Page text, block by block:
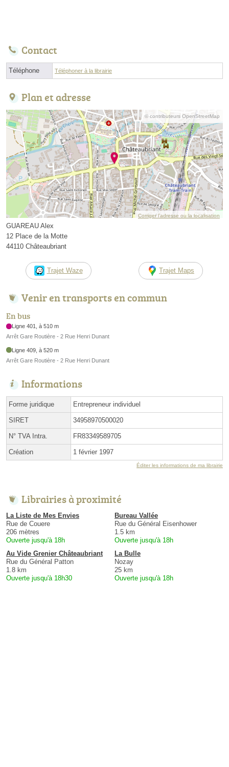
Contact
Téléphone Téléphoner à la librairie
Plan et adresse
© contributeurs OpenStreetMap
Corriger l’adresse ou la localisation
GUAREAU Alex
12 Place de la Motte
44110 Châteaubriant
Trajet Waze Trajet Maps
Venir en transports en commun
En bus
Ligne 401, à 510 m
Arrêt Gare Routière - 2 Rue Henri Dunant
Ligne 409, à 520 m
Arrêt Gare Routière - 2 Rue Henri Dunant
Informations
Forme juridique Entrepreneur individuel
SIRET 34958970500020
N° TVA Intra. FR83349589705
Création 1 février 1997
Éditer les informations de ma librairie
Librairies à proximité
La Liste de Mes Envies
Rue de Couere
206 mètres
Ouverte jusqu'à 18h
Bureau Vallée
Rue du Général Eisenhower
1.5 km
Ouverte jusqu'à 18h
Au Vide Grenier Châteaubriant
Rue du Général Patton
1.8 km
Ouverte jusqu'à 18h30
La Bulle
Nozay
25 km
Ouverte jusqu'à 18h